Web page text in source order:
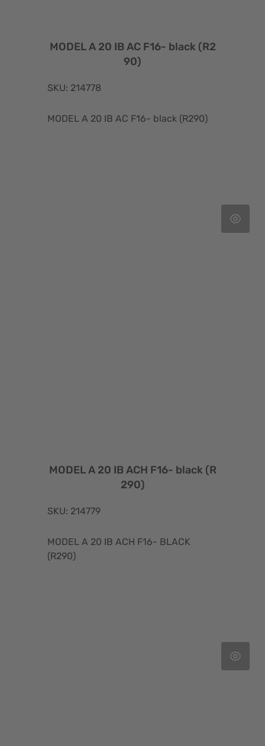
MODEL A 20 IB AC F16- black (R2
90)
SKU: 214778
MODEL A 20 IB AC F16- black (R290)
MODEL A 20 IB ACH F16- black (R
290)
SKU: 214779
MODEL A 20 IB ACH F16- BLACK
(R290)